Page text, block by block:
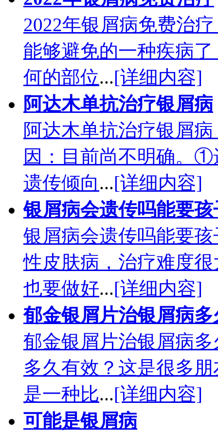
2022年银屑病免费治
能够避免的一种疾病
何的部位...[详细内容]
阿达木单抗治疗银屑病
阿达木单抗治疗银屑
因：目前尚不明确。
遗传倾向...[详细内容]
银屑病会遗传吗能要
银屑病会遗传吗能要
性皮肤病，治疗难度
也要做好...[详细内容]
郁金银屑片治银屑病
郁金银屑片治银屑病
多久有效？这是很多
是一种比...[详细内容]
可能是银屑病